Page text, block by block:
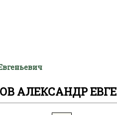
АЛЕКСАНДР